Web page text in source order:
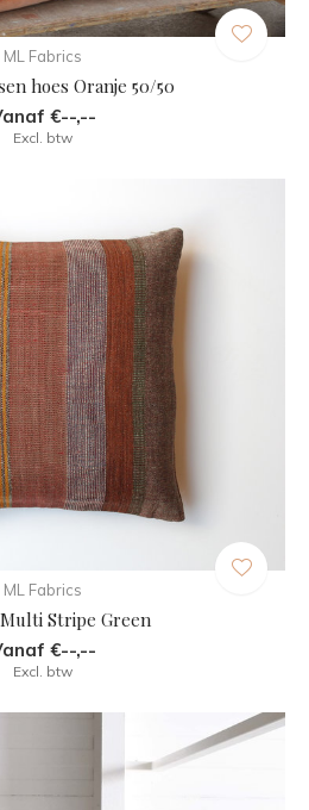
ML Fabrics
hoes Oranje 50/50
€--,--
Excl. btw
ML Fabrics
Stripe Green
€--,--
Excl. btw